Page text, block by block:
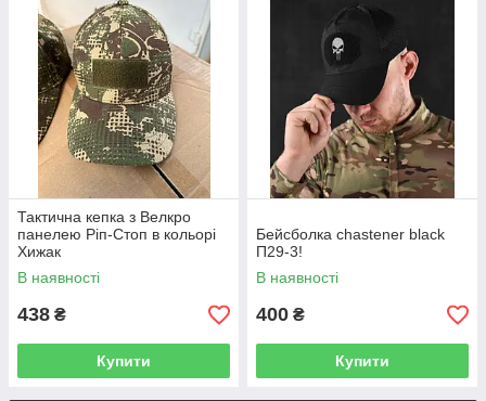
Тактична кепка з Велкро
панелею Ріп-Стоп в кольорі
Хижак
В наявності
438 ₴
Купити
Бейсболка chastener black
П29-3!
В наявності
400 ₴
Купити